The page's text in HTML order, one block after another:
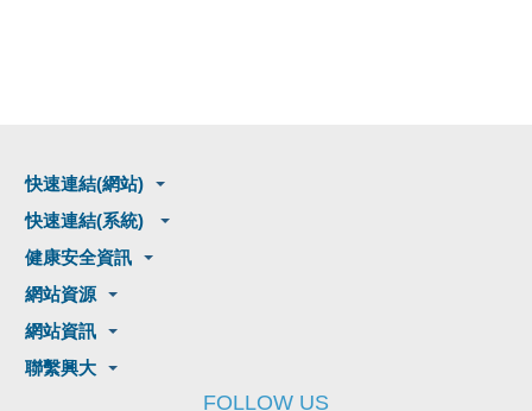
快速連結(網站)
快速連結(系統)
健康安全資訊
網站資源
網站資訊
聯繫興大
FOLLOW US